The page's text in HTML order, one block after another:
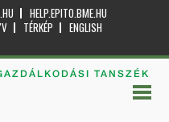
HELP.EPITO.BME.HU
TÉRKÉP
ENGLISH
TANSZÉK